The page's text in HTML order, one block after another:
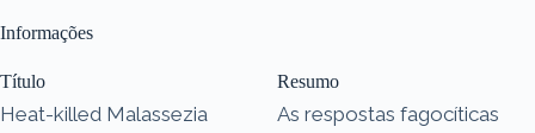
Informações
Título
Heat-killed Malassezia
Resumo
As respostas fagocíticas